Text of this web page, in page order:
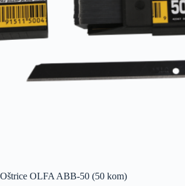
Oštrice OLFA ABB-50 (50 kom)